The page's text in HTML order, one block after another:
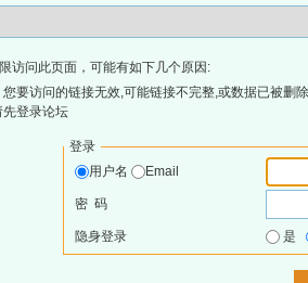
访问此页面，可能有如下几个原因:
要访问的链接无效,可能链接不完整,或数据已被删
登录论坛
登录
用户名
Email
密 码
隐身登录 是